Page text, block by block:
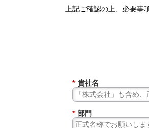
上記ご確認の上、必要
* 貴社名
* 部門